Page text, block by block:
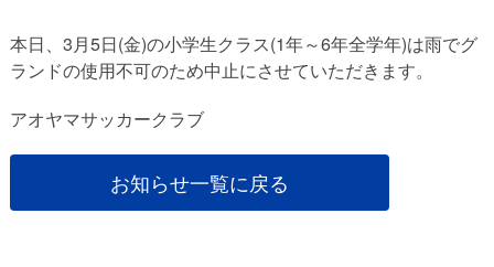
本日、3月5日(金)の小学生クラス(1年～6年全学年)は雨でグ
ランドの使用不可のため中止にさせていただきます。
アオヤマサッカークラブ
お知らせ一覧に戻る